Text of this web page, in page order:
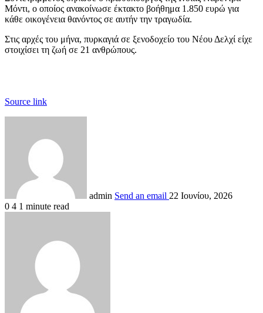
Μόντι, ο οποίος ανακοίνωσε έκτακτο βοήθημα 1.850 ευρώ για
κάθε οικογένεια θανόντος σε αυτήν την τραγωδία.
Στις αρχές του μήνα, πυρκαγιά σε ξενοδοχείο του Νέου Δελχί είχε
στοιχίσει τη ζωή σε 21 ανθρώπους.
Source link
admin Send an email 22 Ιουνίου, 2026
0 4 1 minute read